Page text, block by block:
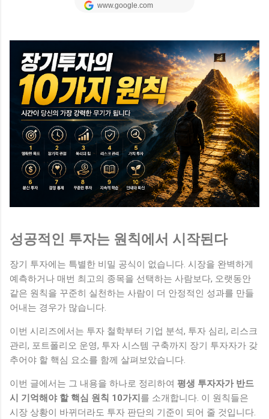
성공적인 투자는 원칙에서 시작된다
장기 투자에는 특별한 비밀 공식이 없습니다. 시장을 완벽하게
예측하거나 매번 최고의 종목을 선택하는 사람보다, 오랫동안
같은 원칙을 꾸준히 실천하는 사람이 더 안정적인 성과를 만들
어내는 경우가 많습니다.
이번 시리즈에서는 투자 철학부터 기업 분석, 투자 심리, 리스크
관리, 포트폴리오 운영, 투자 시스템 구축까지 장기 투자자가 갖
추어야 할 핵심 요소를 함께 살펴보았습니다.
이번 글에서는 그 내용을 하나로 정리하여 평생 투자자가 반드
시 기억해야 할 핵심 원칙 10가지 를 소개합니다. 이 원칙들은
시장 상황이 바뀌더라도 투자 판단의 기준이 되어 줄 것입니다.